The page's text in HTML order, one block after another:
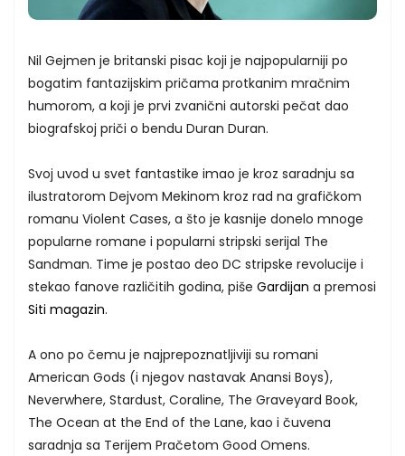
Nil Gejmen je britanski pisac koji je najpopularniji po
bogatim fantazijskim pričama protkanim mračnim
humorom, a koji je prvi zvanični autorski pečat dao
biografskoj priči o bendu Duran Duran.
Svoj uvod u svet fantastike imao je kroz saradnju sa
ilustratorom Dejvom Mekinom kroz rad na grafičkom
romanu Violent Cases, a što je kasnije donelo mnoge
popularne romane i popularni stripski serijal The
Sandman. Time je postao deo DC stripske revolucije i
stekao fanove različitih godina, piše Gardijan a premosi
Siti magazin.
A ono po čemu je najprepoznatljiviji su romani
American Gods (i njegov nastavak Anansi Boys),
Neverwhere, Stardust, Coraline, The Graveyard Book,
The Ocean at the End of the Lane, kao i čuvena
saradnja sa Terijem Pračetom Good Omens.